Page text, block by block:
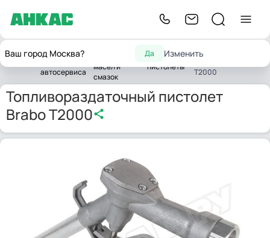
Ваш город Москва? Да Изменить
Главная
Оборудование
автосервиса
масел и
смазок
Раздаточные
пистолеты
Топливораздаточный
T2000
Топливораздаточный пистолет
Brabo T2000